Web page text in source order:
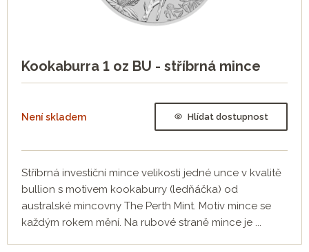
Kookaburra 1 oz BU - stříbrná mince
Není skladem Hlídat dostupnost
Stříbrná investiční mince velikosti jedné unce v kvalitě
bullion s motivem kookaburry (ledňáčka) od
australské mincovny The Perth Mint. Motiv mince se
každým rokem mění. Na rubové straně mince je ...